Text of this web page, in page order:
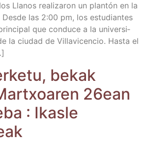
Lla­nos rea­li­za­ron un plan­tón en la
Des­de las 2:00 pm, los estu­dian­tes
que con­du­ce a la uni­ver­si­
la ciu­dad de Villa­vi­cen­cio. Has­ta el
bekak
26ean
: Ikas­le